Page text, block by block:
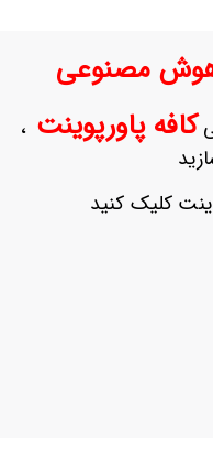
مصنوعی
کافه پاورپوینت ،
کلیک کنید